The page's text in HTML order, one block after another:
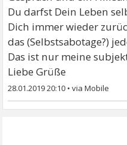
Du darfst Dein Leben
Dich immer wieder
das (Selbstsabotage?)
Das ist nur meine
Liebe Grüße
28.01.2019 20:10 •